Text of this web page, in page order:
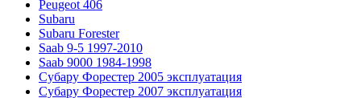
Peugeot 406
Subaru
Subaru Forester
Saab 9-5 1997-2010
Saab 9000 1984-1998
Субару Форестер 2005 эксплуатация
Субару Форестер 2007 эксплуатация